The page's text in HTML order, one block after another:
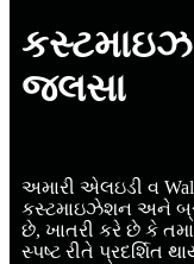
કસ્ટમાઇઝ
જલસા
અમારી એલઇડી વ
કસ્ટમાઇઝેશન અને
છે, ખાતરી કરે છે કે
સ્પષ્ટ રીતે પ્રદર્શિત